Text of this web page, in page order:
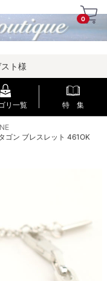
0
ト様
リ一覧 特 集
ゴン ブレスレット 461OK